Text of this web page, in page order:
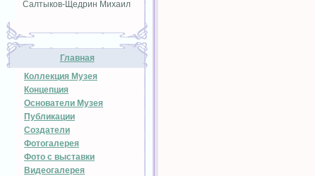
Салтыков-Щедрин Михаил
Главная
Коллекция Музея
Концепция
Основатели Музея
Публикации
Создатели
Фотогалерея
Фото с выставки
Видеогалерея